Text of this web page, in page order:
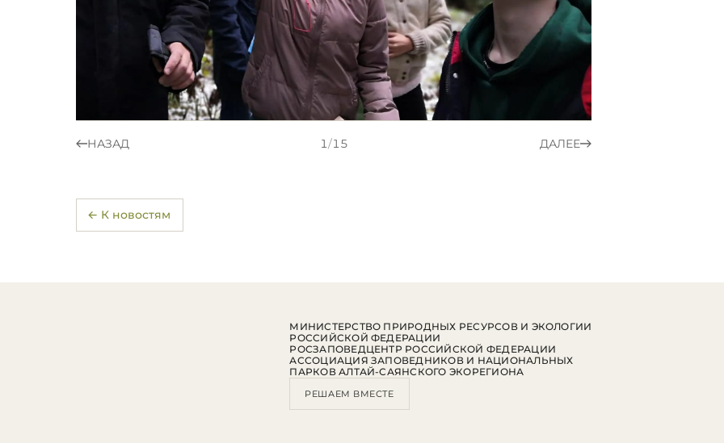
НАЗАД 1/15 ДАЛЕЕ
← К новостям
МИНИСТЕРСТВО ПРИРОДНЫХ РЕСУРСОВ И ЭКОЛОГИИ
РОССИЙСКОЙ ФЕДЕРАЦИИ
РОСЗАПОВЕДЦЕНТР РОССИЙСКОЙ ФЕДЕРАЦИИ
АССОЦИАЦИЯ ЗАПОВЕДНИКОВ И НАЦИОНАЛЬНЫХ
ПАРКОВ АЛТАЙ-САЯНСКОГО ЭКОРЕГИОНА
РЕШАЕМ ВМЕСТЕ